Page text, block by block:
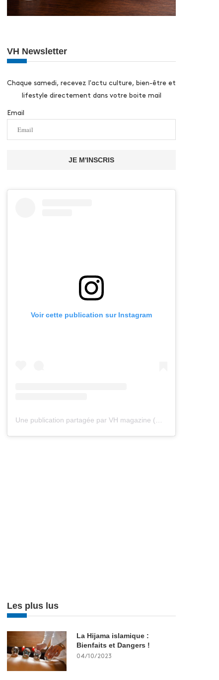
VH Newsletter
Chaque samedi, recevez l'actu culture, bien-être et
lifestyle directement dans votre boite mail
Email
JE M'INSCRIS
Voir cette publication sur Instagram
Les plus lus
La Hijama islamique :
Bienfaits et Dangers !
04/10/2023